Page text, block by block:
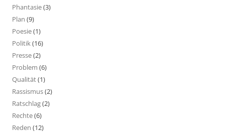
Phantasie(3)
Plan (9)
Poesie(1)
Politik(16)
Presse(2)
Problem (6)
Qualität(1)
Rassismus(2)
Ratschlag(2)
Rechte(6)
Reden (12)